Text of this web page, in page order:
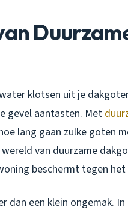
klotsen uit je
gevel aantasten. Met
lang gaan zulke goten
van duurzame
beschermt tegen
dan een klein ongemak.